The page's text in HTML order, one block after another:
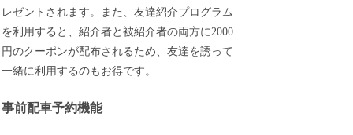
レゼントされます。また、友達紹介プログラム
を利用すると、紹介者と被紹介者の両方に2000
円のクーポンが配布されるため、友達を誘って
一緒に利用するのもお得です。
事前配車予約機能